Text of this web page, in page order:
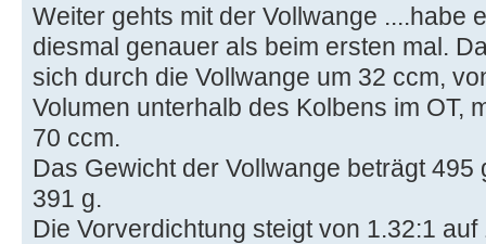
Weiter gehts mit der Vollwange ....habe
diesmal genauer als beim ersten mal.
sich durch die Vollwange um 32 ccm,
Volumen unterhalb des Kolbens im OT,
70 ccm.
Das Gewicht der Vollwange beträgt
391 g.
Die Vorverdichtung steigt von 1.32:1 auf